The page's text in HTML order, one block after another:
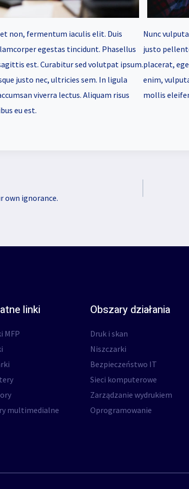
non, fermentum iaculis elit. Duis
egestas tincidunt. Phasellus
est. Curabitur sed volutpat ipsum.
justo nec, ultricies sem. In ligula
viverra lectus. Aliquam risus
eu est.
Nunc
justo
placerat,
enim,
mollis
own ignorance.
linki
MFP
multimedialne
Obszary działania
Druk i skan
Niszczarki
Bezpieczeństwo IT
Sieci komputerowe
Zarządzanie wydrukiem
Oprogramowanie